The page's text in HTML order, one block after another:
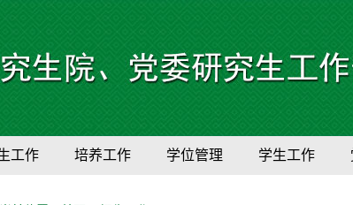
工作 培养工作 学位管理 学生工作